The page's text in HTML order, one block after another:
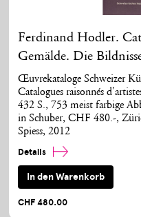
Ferdinand Hodler.
Gemälde. Die
Œuvrekataloge Schweizer
Catalogues raisonnés
432 S., 753 meist farbige
in Schuber, CHF 480.-,
Spiess, 2012
Details
In den Warenkorb
CHF 480.00